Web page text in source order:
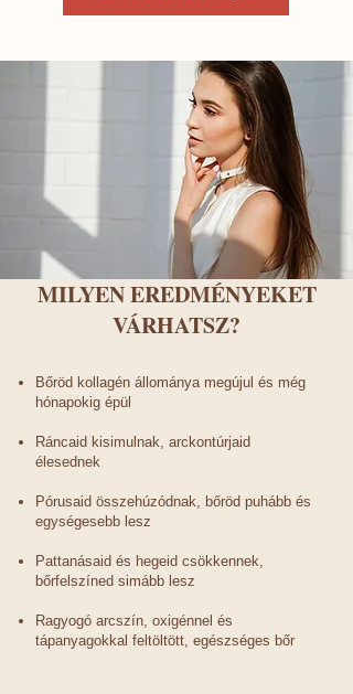
MILYEN EREDMÉNYEKET
VÁRHATSZ?
Bőröd kollagén állománya megújul és még
hónapokig épül
Ráncaid kisimulnak, arckontúrjaid
élesednek
Pórusaid összehúzódnak, bőröd puhább és
egységesebb lesz
Pattanásaid és hegeid csökkennek,
bőrfelszíned simább lesz
Ragyogó arcszín, oxigénnel és
tápanyagokkal feltöltött, egészséges bőr